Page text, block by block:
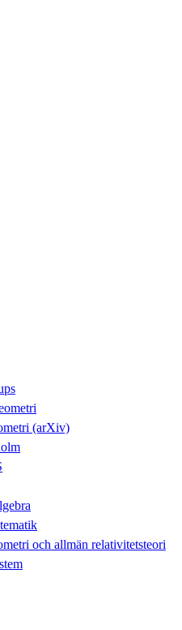
(arXiv)
och allmän relativitetsteori